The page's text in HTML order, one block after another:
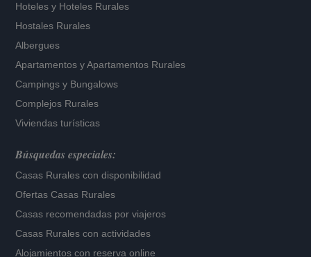
Hoteles y Hoteles Rurales
Hostales Rurales
Albergues
Apartamentos yApartamentos Rurales
Campings y Bungalows
Complejos Rurales
Viviendas turísticas
Búsquedas especiales:
Casas Rurales con disponibilidad
Ofertas Casas Rurales
Casas recomendadas por viajeros
Casas Rurales con actividades
Alojamientos con reserva online